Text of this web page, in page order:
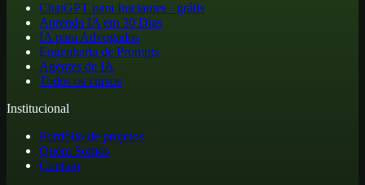
ChatGPT para Iniciantes · grátis
Aprenda IA em 30 Dias
IA para Advogados
Engenharia de Prompts
Agentes de IA
Todos os cursos
Institucional
Portfólio de projetos
Quem Somos
Contato